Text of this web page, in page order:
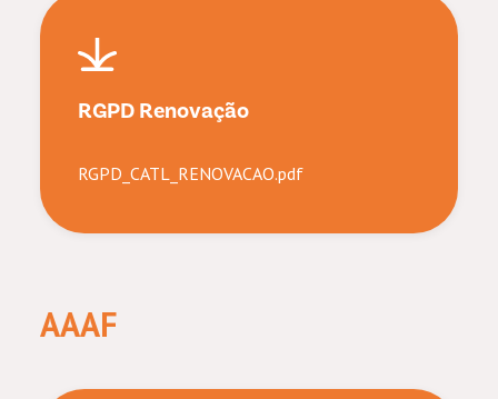
RGPD Renovação
RGPD_CATL_RENOVACAO.pdf
AAAF